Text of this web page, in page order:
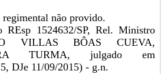
não provido.
REsp 1524632/SP, Rel. Ministro
VILLAS BÔAS CUEVA,
TURMA, julgado em
DJe 11/09/2015) - g.n.